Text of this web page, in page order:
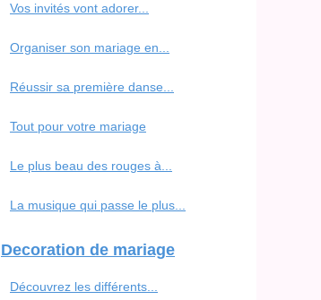
Vos invités vont adorer...
Organiser son mariage en...
Réussir sa première danse...
Tout pour votre mariage
Le plus beau des rouges à...
La musique qui passe le plus...
Decoration de mariage
Découvrez les différents...